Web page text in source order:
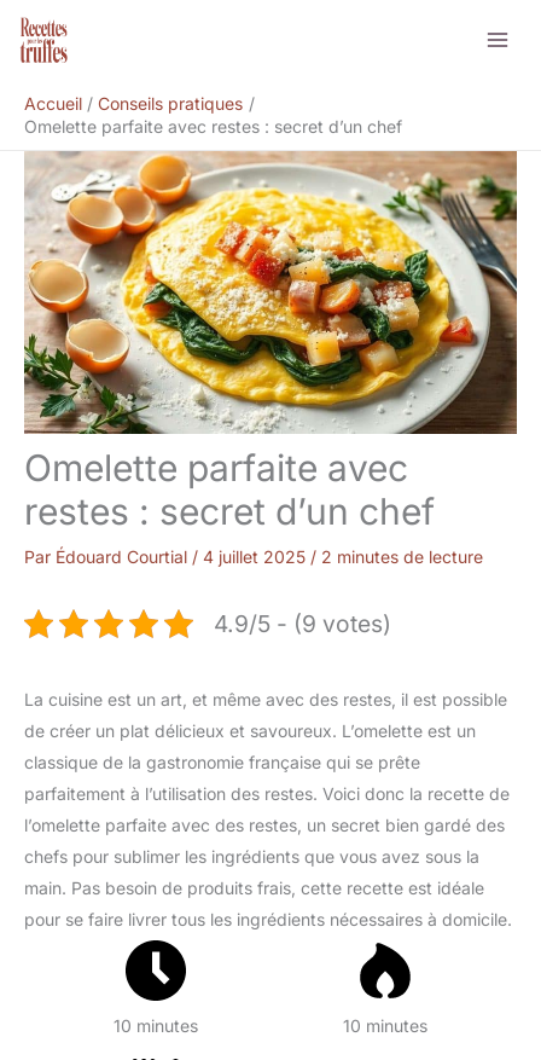
Aller
Accueil
Conseils pratiques
Omelette parfaite avec restes : secret d’un chef
Omelette parfaite avec
restes : secret d’un chef
Par Édouard Courtial / 4 juillet 2025 / 2 minutes de lecture
4.9/5 - (9 votes)
La cuisine est un art, et même avec des restes, il est possible
de créer un plat délicieux et savoureux. L’omelette est un
classique de la gastronomie française qui se prête
parfaitement à l’utilisation des restes. Voici donc la recette de
l’omelette parfaite avec des restes, un secret bien gardé des
chefs pour sublimer les ingrédients que vous avez sous la
main. Pas besoin de produits frais, cette recette est idéale
pour se faire livrer tous les ingrédients nécessaires à domicile.
10 minutes 10 minutes
Rechercher